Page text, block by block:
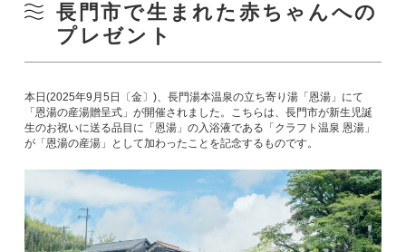
長門市で生まれた赤ちゃんへの
プレゼント
本日(2025年9月5日〔金〕)、長門湯本温泉の立ち寄り湯「恩湯」にて
「恩湯の産湯贈呈式」が開催されました。こちらは、長門市が新生児誕
生のお祝いに送る品目に「恩湯」の入浴液である「クラフト温泉 恩湯」
が「恩湯の産湯」として加わったことを記念するものです。